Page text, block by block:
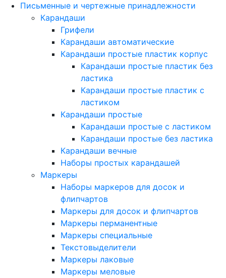
Письменные и чертежные принадлежности
Карандаши
Грифели
Карандаши автоматические
Карандаши простые пластик корпус
Карандаши простые пластик без
ластика
Карандаши простые пластик с
ластиком
Карандаши простые
Карандаши простые с ластиком
Карандаши простые без ластика
Карандаши вечные
Наборы простых карандашей
Маркеры
Наборы маркеров для досок и
флипчартов
Маркеры для досок и флипчартов
Маркеры перманентные
Маркеры специальные
Текстовыделители
Маркеры лаковые
Маркеры меловые